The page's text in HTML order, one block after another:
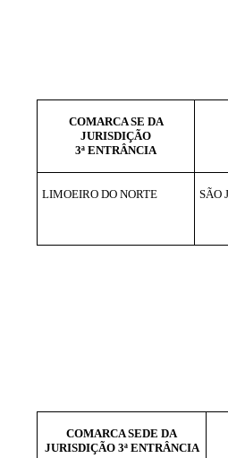
COMARCA SE DA
JURISDIÇÃO
3ª ENTRÂNCIA
LIMOEIRO DO NORTE SÃO
COMARCA SEDE DA
JURISDIÇÃO 3ª ENTRÂNCIA